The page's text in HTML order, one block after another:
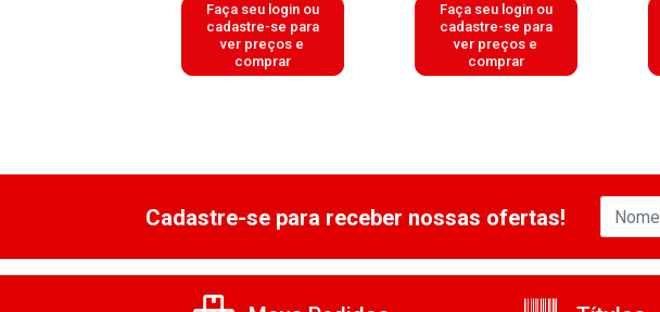
Faça seu login ou
cadastre-se para
ver preços e
comprar
Faça seu login ou
cadastre-se para
ver preços e
comprar
Cadastre-se para receber nossas ofertas!